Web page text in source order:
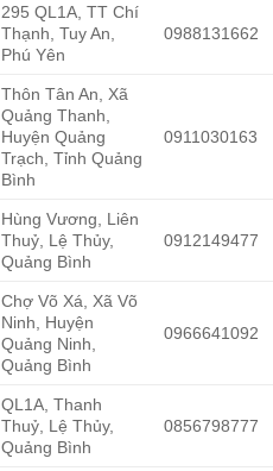
295 QL1A, TT Chí
Thạnh, Tuy An,
Phú Yên
0988131662
Thôn Tân An, Xã
Quảng Thanh,
Huyện Quảng
Trạch, Tỉnh Quảng
Bình
0911030163
Hùng Vương, Liên
Thuỷ, Lệ Thủy,
Quảng Bình
0912149477
Chợ Võ Xá, Xã Võ
Ninh, Huyện
Quảng Ninh,
Quảng Bình
0966641092
QL1A, Thanh
Thuỷ, Lệ Thủy,
Quảng Bình
0856798777